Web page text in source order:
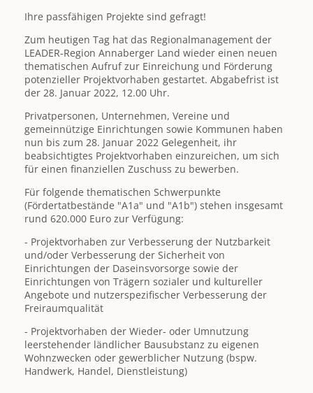
Förderstrategie
2023-
2027
Ihre passfähigen Projekte sind gefragt!
Zum heutigen Tag hat das Regionalmanagement der
LEADER-Region Annaberger Land wieder einen neuen
thematischen Aufruf zur Einreichung und Förderung
potenzieller Projektvorhaben gestartet. Abgabefrist ist
der 28. Januar 2022, 12.00 Uhr.
Privatpersonen, Unternehmen, Vereine und
gemeinnützige Einrichtungen sowie Kommunen haben
nun bis zum 28. Januar 2022 Gelegenheit, ihr
beabsichtigtes Projektvorhaben einzureichen, um sich
für einen finanziellen Zuschuss zu bewerben.
Für folgende thematischen Schwerpunkte
(Fördertatbestände "A1a" und "A1b") stehen insgesamt
rund 620.000 Euro zur Verfügung:
- Projektvorhaben zur Verbesserung der Nutzbarkeit
und/oder Verbesserung der Sicherheit von
Einrichtungen der Daseinsvorsorge sowie der
Einrichtungen von Trägern sozialer und kultureller
Angebote und nutzerspezifischer Verbesserung der
Freiraumqualität
- Projektvorhaben der Wieder- oder Umnutzung
leerstehender ländlicher Bausubstanz zu eigenen
Wohnzwecken oder gewerblicher Nutzung (bspw.
Handwerk, Handel, Dienstleistung)